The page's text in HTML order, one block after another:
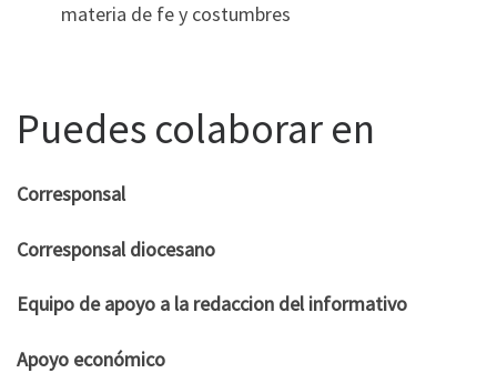
materia de fe y costumbres
Puedes colaborar en
Corresponsal
Corresponsal diocesano
Equipo de apoyo a la redaccion del informativo
Apoyo económico